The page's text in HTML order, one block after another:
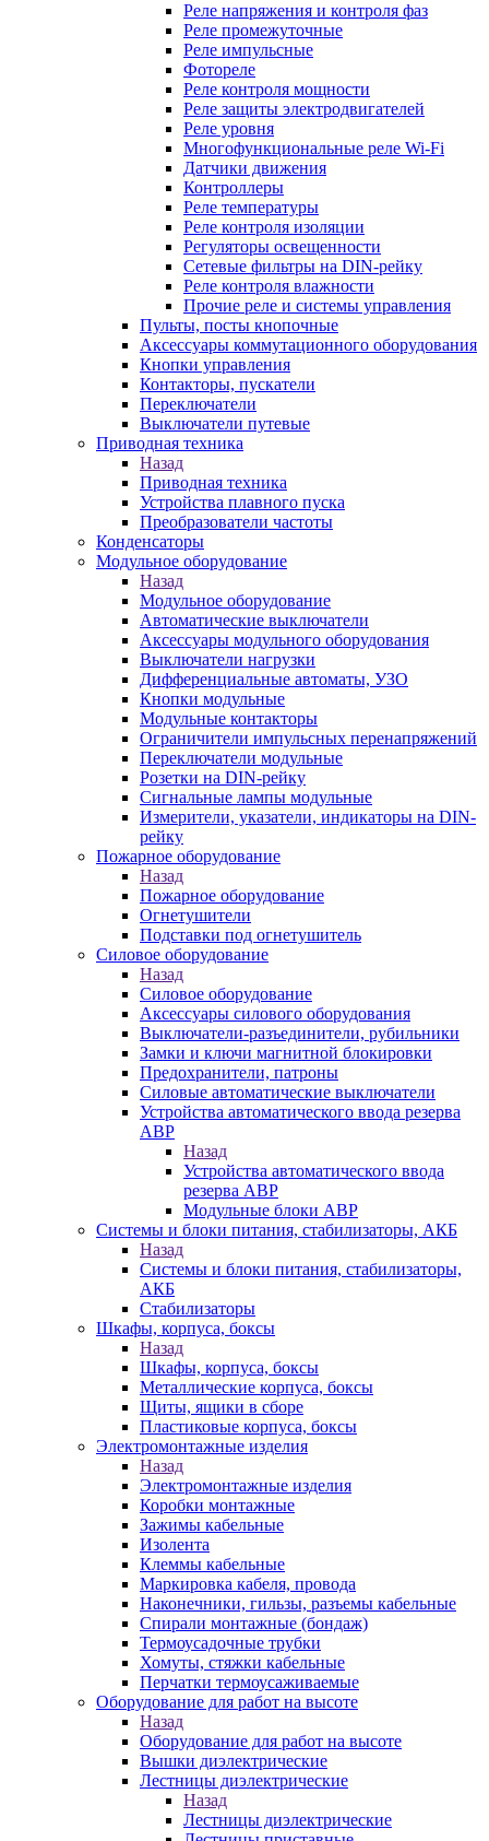
Реле напряжения и контроля фаз
Реле промежуточные
Реле импульсные
Фотореле
Реле контроля мощности
Реле защиты электродвигателей
Реле уровня
Многофункциональные реле Wi-Fi
Датчики движения
Контроллеры
Реле температуры
Реле контроля изоляции
Регуляторы освещенности
Сетевые фильтры на DIN-рейку
Реле контроля влажности
Прочие реле и системы управления
Пульты, посты кнопочные
Аксессуары коммутационного оборудования
Кнопки управления
Контакторы, пускатели
Переключатели
Выключатели путевые
Приводная техника
Назад
Приводная техника
Устройства плавного пуска
Преобразователи частоты
Конденсаторы
Модульное оборудование
Назад
Модульное оборудование
Автоматические выключатели
Аксессуары модульного оборудования
Выключатели нагрузки
Дифференциальные автоматы, УЗО
Кнопки модульные
Модульные контакторы
Ограничители импульсных перенапряжений
Переключатели модульные
Розетки на DIN-рейку
Сигнальные лампы модульные
Измерители, указатели, индикаторы на DIN-
рейку
Пожарное оборудование
Назад
Пожарное оборудование
Огнетушители
Подставки под огнетушитель
Силовое оборудование
Назад
Силовое оборудование
Аксессуары силового оборудования
Выключатели-разъединители, рубильники
Замки и ключи магнитной блокировки
Предохранители, патроны
Силовые автоматические выключатели
Устройства автоматического ввода резерва
АВР
Назад
Устройства автоматического ввода
резерва АВР
Модульные блоки АВР
Системы и блоки питания, стабилизаторы, АКБ
Назад
Системы и блоки питания, стабилизаторы,
АКБ
Стабилизаторы
Шкафы, корпуса, боксы
Назад
Шкафы, корпуса, боксы
Металлические корпуса, боксы
Щиты, ящики в сборе
Пластиковые корпуса, боксы
Электромонтажные изделия
Назад
Электромонтажные изделия
Коробки монтажные
Зажимы кабельные
Изолента
Клеммы кабельные
Маркировка кабеля, провода
Наконечники, гильзы, разъемы кабельные
Спирали монтажные (бондаж)
Термоусадочные трубки
Хомуты, стяжки кабельные
Перчатки термоусаживаемые
Оборудование для работ на высоте
Назад
Оборудование для работ на высоте
Вышки диэлектрические
Лестницы диэлектрические
Назад
Лестницы диэлектрические